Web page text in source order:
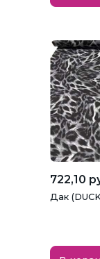
722,10
Дак